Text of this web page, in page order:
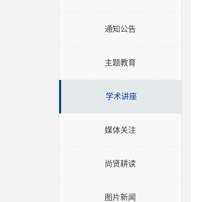
通知公告
主题教育
学术讲座
媒体关注
尚贤耕读
图片新闻